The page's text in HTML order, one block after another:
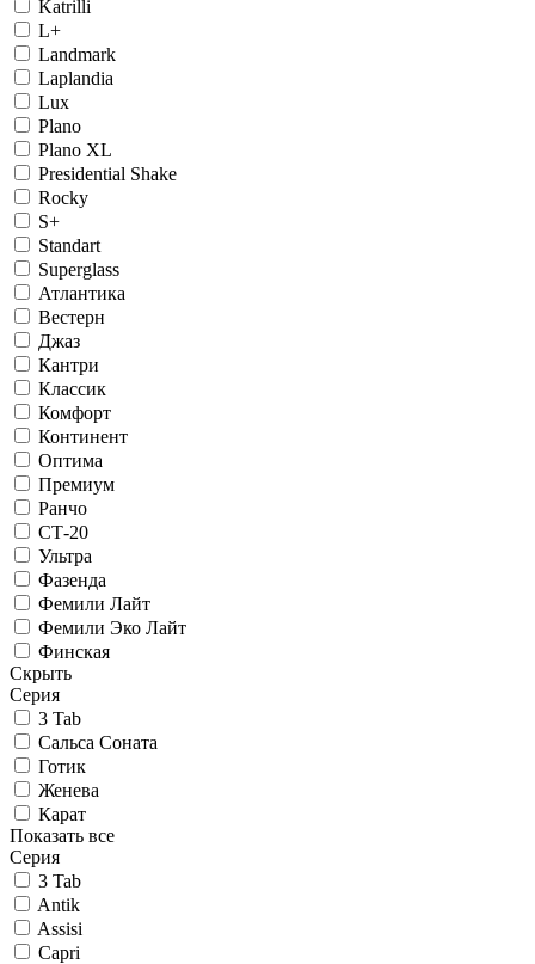
Katrilli
L+
Landmark
Laplandia
Lux
Plano
Plano XL
Presidential Shake
Rocky
S+
Standart
Superglass
Атлантика
Вестерн
Джаз
Кантри
Классик
Комфорт
Континент
Оптима
Премиум
Ранчо
СТ-20
Ультра
Фазенда
Фемили Лайт
Фемили Эко Лайт
Финская
Скрыть
Серия
3 Tab
Сальса Соната
Готик
Женева
Карат
Показать все
Серия
3 Tab
Antik
Assisi
Capri